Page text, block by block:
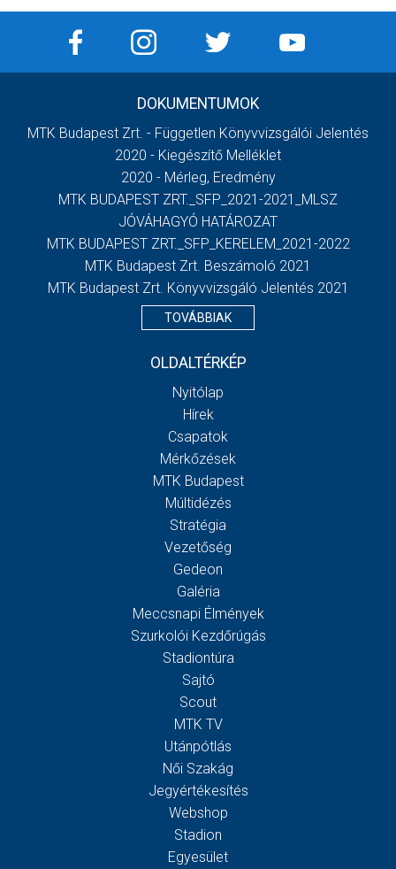
DOKUMENTUMOK
MTK Budapest Zrt. - Független Könyvvizsgálói Jelentés
2020 - Kiegészítő Melléklet
2020 - Mérleg, Eredmény
MTK BUDAPEST ZRT._SFP_2021-2021_MLSZ
JÓVÁHAGYÓ HATÁROZAT
MTK BUDAPEST ZRT._SFP_KERELEM_2021-2022
MTK Budapest Zrt. Beszámoló 2021
MTK Budapest Zrt. Könyvvizsgáló Jelentés 2021
TOVÁBBIAK
OLDALTÉRKÉP
Nyitólap
Hírek
Csapatok
Mérkőzések
MTK Budapest
Múltidézés
Stratégia
Vezetőség
Gedeon
Galéria
Meccsnapi Élmények
Szurkolói Kezdőrúgás
Stadiontúra
Sajtó
Scout
MTK TV
Utánpótlás
Női Szakág
Jegyértékesítés
Webshop
Stadion
Egyesület